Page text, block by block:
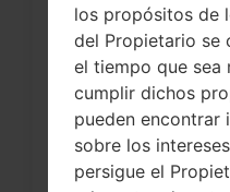
¿Cómo
a través del
los propósitos de
del Propietario se
el tiempo que sea
cumplir dichos
pueden encontrar
sobre los
persigue el